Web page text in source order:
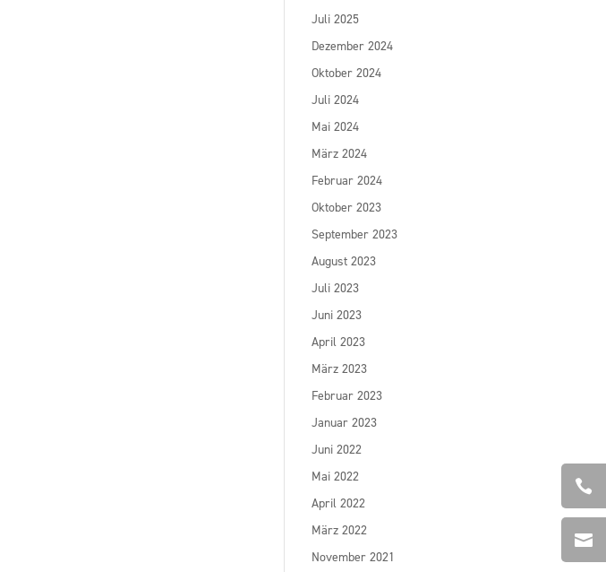
Juli 2025
Dezember 2024
Oktober 2024
Juli 2024
Mai 2024
März 2024
Februar 2024
Oktober 2023
September 2023
August 2023
Juli 2023
Juni 2023
April 2023
März 2023
Februar 2023
Januar 2023
Juni 2022
Mai 2022
April 2022
März 2022
November 2021

